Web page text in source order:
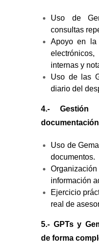
Uso de
consultas
Apoyo en la
internas y
Uso de las
diario del
4.- Gestión
Uso de
documentos.
información
Ejercicio
real de
5.- GPTs y
de forma